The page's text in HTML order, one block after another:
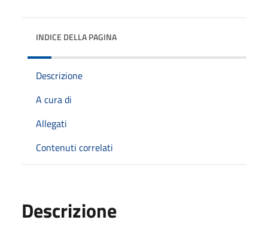
INDICE DELLA PAGINA
Descrizione
A cura di
Allegati
Contenuti correlati
Descrizione